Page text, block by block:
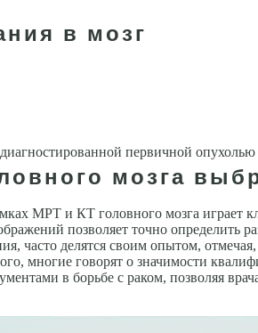
в мозг
первичной опухолью
мозга
МРТ и КТ головного мозга играет
позволяет точно определить
часто делятся своим опытом,
многие говорят о значимости
в борьбе с раком, позволяя